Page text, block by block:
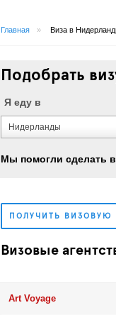
Главная » Виза в
Подобрать
Я еду в
Нидерланды
Мы помогли сделать
ПОЛУЧИТЬ
Визовые
Art Voyage